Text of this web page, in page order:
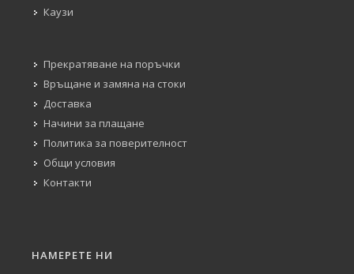
Каузи
Прекратяване на поръчки
Връщане и замяна на стоки
Доставка
Начини за плащане
Политика за поверителност
Общи условия
Контакти
НАМЕРЕТЕ НИ